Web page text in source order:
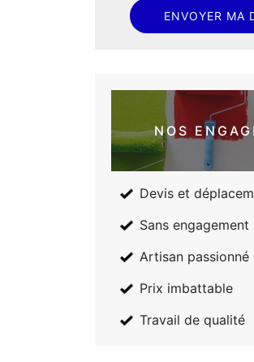
NOS
Devis et
Sans engagement
Artisan passionné
Prix imbattable
Travail de qualité